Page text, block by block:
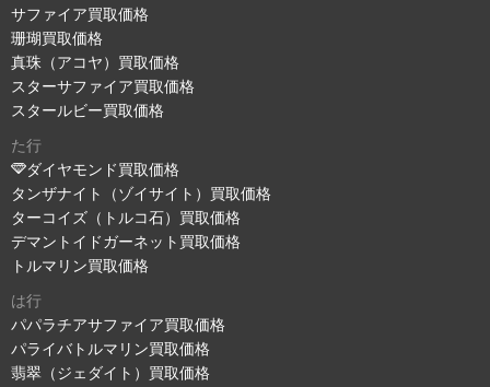
サファイア買取価格
珊瑚買取価格
真珠（アコヤ）買取価格
スターサファイア買取価格
スタールビー買取価格
た行
ダイヤモンド買取価格
タンザナイト（ゾイサイト）買取価格
ターコイズ（トルコ石）買取価格
デマントイドガーネット買取価格
トルマリン買取価格
は行
パパラチアサファイア買取価格
パライバトルマリン買取価格
翡翠（ジェダイト）買取価格